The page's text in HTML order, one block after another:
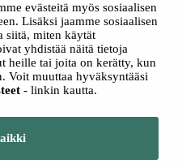
evästeitä myös sosiaalisen
Lisäksi jaamme sosiaalisen
siitä, miten käytät
yhdistää näitä tietoja
heille tai joita on kerätty, kun
Voit muuttaa hyväksyntääsi
- linkin kautta.